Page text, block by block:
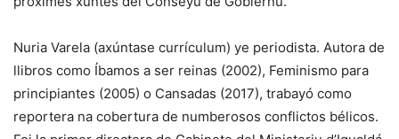
Nuria Varela (axúntase currículum) ye periodista. Autora de
llibros como Íbamos a ser reinas (2002), Feminismo para
principiantes (2005) o Cansadas (2017), trabayó como
reportera na cobertura de numberosos conflictos bélicos.